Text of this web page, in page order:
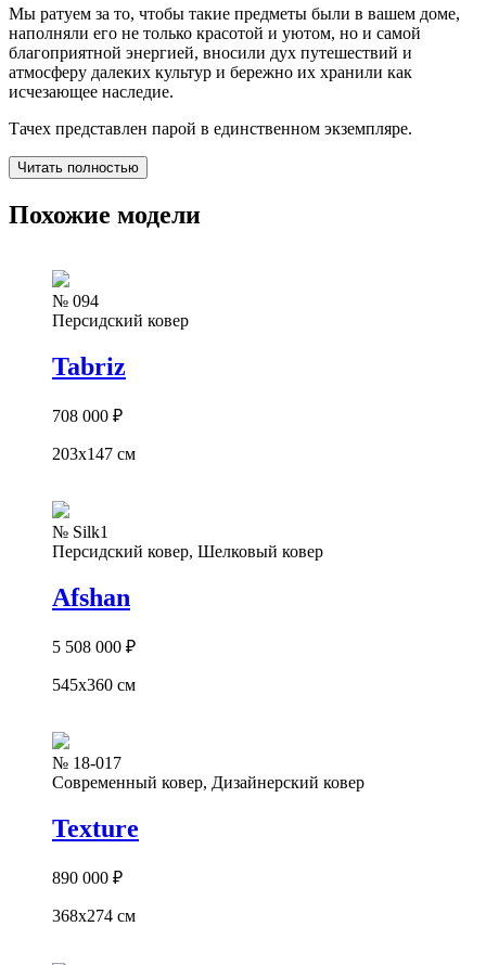
Мы ратуем за то, чтобы такие предметы были в вашем доме,
наполняли его не только красотой и уютом, но и самой
благоприятной энергией, вносили дух путешествий и
атмосферу далеких культур и бережно их хранили как
исчезающее наследие.
Тачех представлен парой в единственном экземпляре.
Читать полностью
Похожие модели
№ 094
Персидский ковер
Tabriz
708 000 ₽
203x147 см
№ Silk1
Персидский ковер, Шелковый ковер
Afshan
5 508 000 ₽
545x360 см
№ 18-017
Современный ковер, Дизайнерский ковер
Texture
890 000 ₽
368x274 см